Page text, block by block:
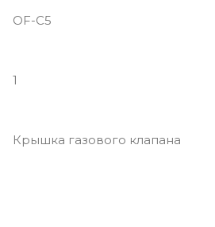
OF-C5
1
Крышка газового клапана